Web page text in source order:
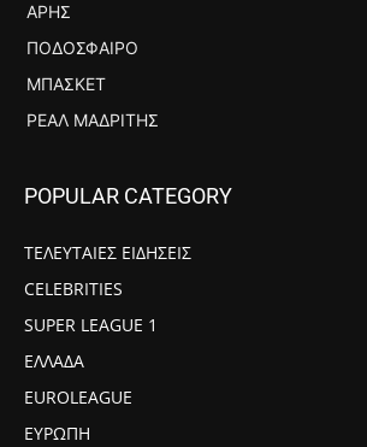
ΆΡΗΣ
ΠΟΔΌΣΦΑΙΡΟ
ΜΠΆΣΚΕΤ
ΡΕΆΛ ΜΑΔΡΊΤΗΣ
POPULAR CATEGORY
ΤΕΛΕΥΤΑΙΕΣ ΕΙΔΗΣΕΙΣ
CELEBRITIES
SUPER LEAGUE 1
ΕΛΛΑΔΑ
EUROLEAGUE
ΕΥΡΩΠΗ